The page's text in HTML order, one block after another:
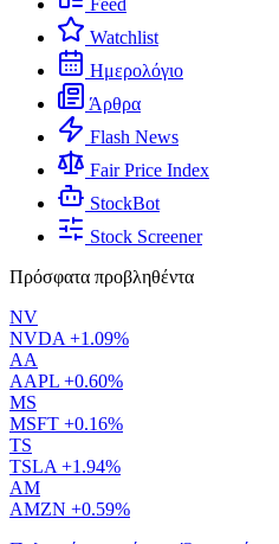
Feed
Watchlist
Ημερολόγιο
Άρθρα
Flash News
Fair Price Index
StockBot
Stock Screener
Πρόσφατα προβληθέντα
NV
NVDA +1.09%
AA
AAPL +0.60%
MS
MSFT +0.16%
TS
TSLA +1.94%
AM
AMZN +0.59%